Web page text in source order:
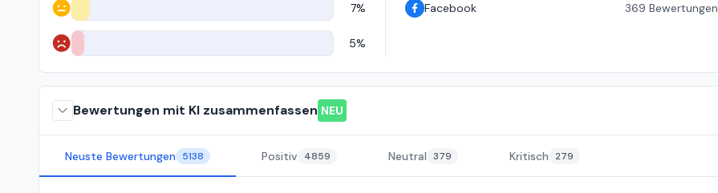
Neutral 7%
Negativ 5%
Facebook 369 Bewertungen
Bewertungen mit KI zusammenfassen NEU
Neuste Bewertungen 5138 Positiv 4859 Neutral 379 Kritisch 279